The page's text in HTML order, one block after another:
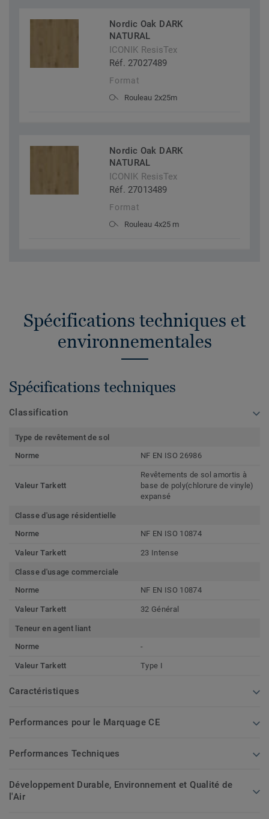
Nordic Oak DARK
NATURAL
ICONIK ResisTex
Réf. 27027489
Format
Rouleau 2x25m
Nordic Oak DARK
NATURAL
ICONIK ResisTex
Réf. 27013489
Format
Rouleau 4x25 m
Spécifications techniques et
environnementales
Spécifications techniques
Classification
Type de revêtement de sol
Norme
NF EN ISO 26986
Valeur Tarkett
Revêtements de sol amortis à
base de poly(chlorure de vinyle)
expansé
Classe d'usage résidentielle
Norme
NF EN ISO 10874
Valeur Tarkett 23 Intense
Classe d'usage commerciale
Norme
NF EN ISO 10874
Valeur Tarkett 32 Général
Teneur en agent liant
Norme
-
Valeur Tarkett Type I
Caractéristiques
Performances pour le Marquage CE
Performances Techniques
Développement Durable, Environnement et Qualité de
l'Air